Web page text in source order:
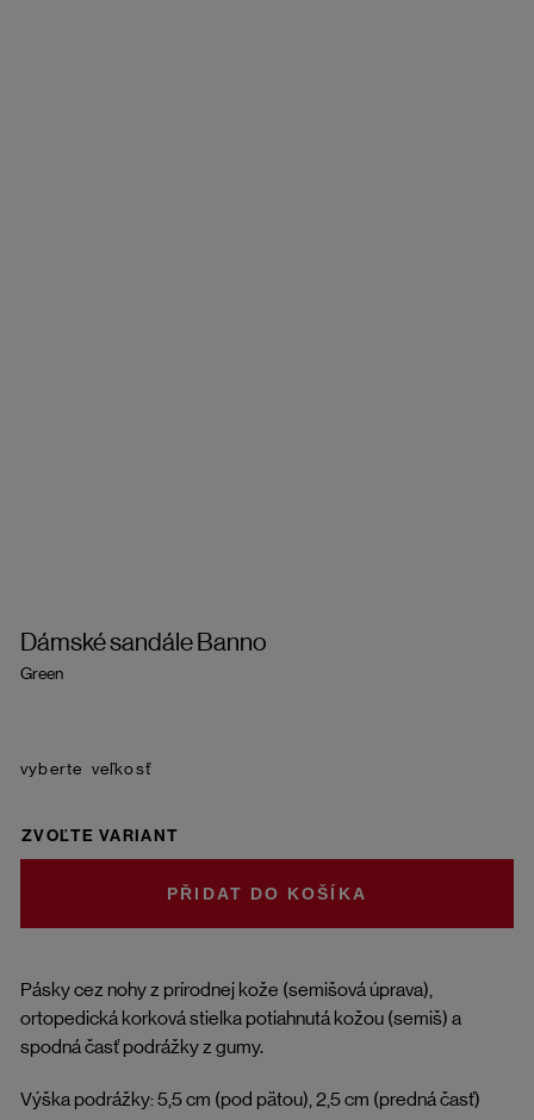
Dámské sandále Banno
Green
Pásky cez nohy z prírodnej kože (semišová úprava),
ortopedická korková stielka potiahnutá kožou (semiš) a
spodná časť podrážky z gumy.
Výška podrážky: 5,5 cm (pod pätou), 2,5 cm (predná časť)
veľkosť
ZVOĽTE VARIANT
DO KOŠÍKA